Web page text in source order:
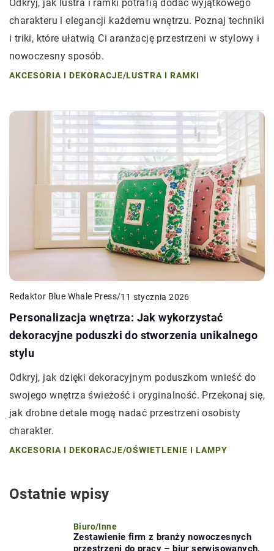
Odkryj, jak lustra i ramki potrafią dodać wyjątkowego
charakteru i elegancji każdemu wnętrzu. Poznaj techniki
i triki, które ułatwią Ci aranżację przestrzeni w stylowy i
nowoczesny sposób.
AKCESORIA I DEKORACJE/LUSTRA I RAMKI
Redaktor Blue Whale Press/11 stycznia 2026
Personalizacja wnętrza: Jak wykorzystać
dekoracyjne poduszki do stworzenia unikalnego
stylu
Odkryj, jak dzięki dekoracyjnym poduszkom wnieść do
swojego wnętrza świeżość i oryginalność. Przekonaj się,
jak drobne detale mogą nadać przestrzeni osobisty
charakter.
AKCESORIA I DEKORACJE/OŚWIETLENIE I LAMPY
Ostatnie wpisy
Biuro/Inne
Zestawienie firm z branży nowoczesnych
przestrzeni do pracy – biur serwisowanych,